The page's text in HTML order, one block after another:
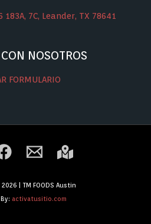
183A, 7C, Leander, TX 78641
NOSOTROS
FORMULARIO
| TM FOODS Austin
activatusitio.com